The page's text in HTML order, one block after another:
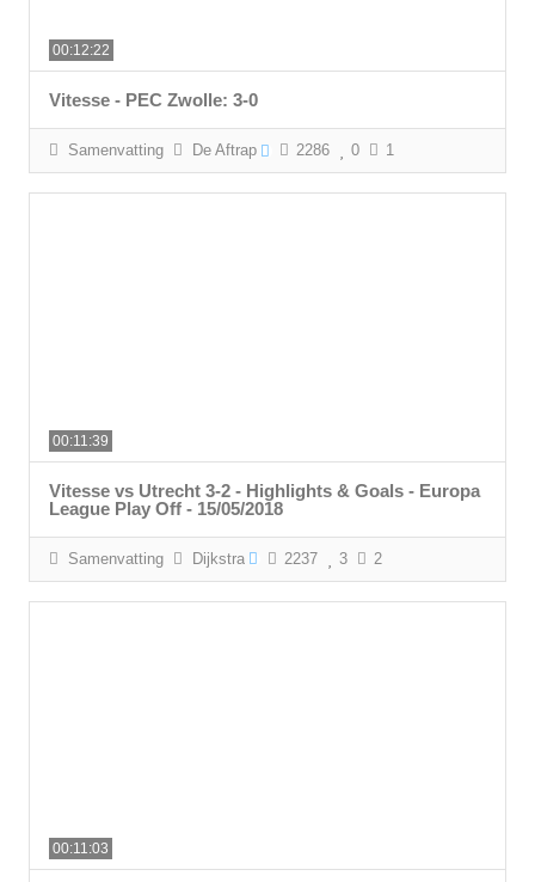
00:12:22
Vitesse - PEC Zwolle: 3-0
Samenvatting De Aftrap 2286 0 1
00:11:39
Vitesse vs Utrecht 3-2 - Highlights & Goals - Europa
League Play Off - 15/05/2018
Samenvatting Dijkstra 2237 3 2
00:11:03